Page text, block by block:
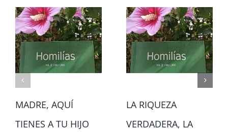
MADRE, AQUÍ
TIENES A TU HIJO
LA RIQUEZA
VERDADERA, LA